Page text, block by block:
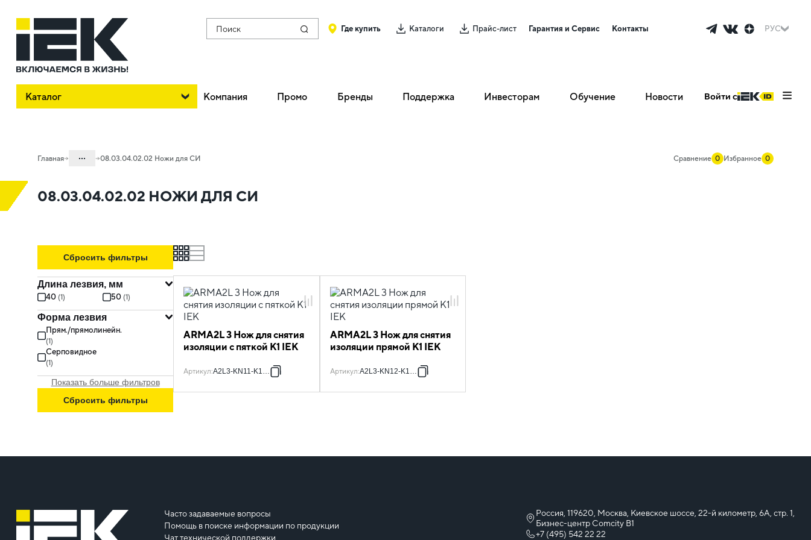
Поиск Где купить Каталоги Прайс-лист Гарантия и Сервис Контакты РУС
Каталог Компания Промо Бренды Поддержка Инвесторам Обучение Новости Войти с
Главная ...
08.03.04 Инструменты для
08.03.04.02 Снятие изоляции
08.03.04.02.02 Ножи для СИ Сравнение 0 Избранное 0
08.03.04.02.02 НОЖИ ДЛЯ СИ
Сбросить фильтры
Длина лезвия, мм
40 (1) 50 (1)
Форма лезвия
Прям./прямолинейн.
(1)
Серповидное
(1)
Показать больше фильтров
Сбросить фильтры
grid list
ARMA2L 3 Нож для снятия
изоляции с пяткой К1 IEK
Артикул:A2L3-KN11-K1-02
ARMA2L 3 Нож для снятия
изоляции прямой К1 IEK
Артикул:A2L3-KN12-K1-02
Часто задаваемые вопросы
Помощь в поиске информации по продукции
Чат технической поддержки
Россия, 119620, Москва, Киевское шоссе, 22-й километр, 6А, стр. 1,
Бизнес-центр Comcity B1
+7 (495) 542 22 22